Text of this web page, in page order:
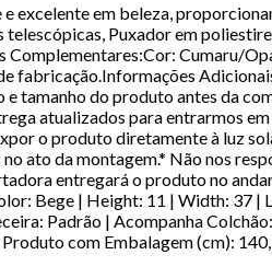
excelente em beleza,
Puxador em
Cumaru/
fabricação.Informações
tamanho do produto antes da
atualizados para entrarmos
o produto diretamente à luz
ato da montagem.* Não nos
entregará o produto no
Bege | Height: 11 | Width: 37
Padrão | Acompanha
com Embalagem (cm):